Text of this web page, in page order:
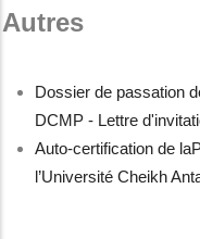
Autres
Dossier de passation
DCMP - Lettre
Auto-certification de
l’Université Cheikh